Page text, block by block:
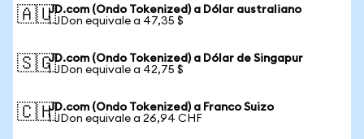
🇦🇺JD.com (Ondo Tokenized) a Dólar australiano
1 JDon equivale a 47,35 $
🇸🇬JD.com (Ondo Tokenized) a Dólar de Singapur
1 JDon equivale a 42,75 $
🇨🇭JD.com (Ondo Tokenized) a Franco Suizo
1 JDon equivale a 26,94 CHF